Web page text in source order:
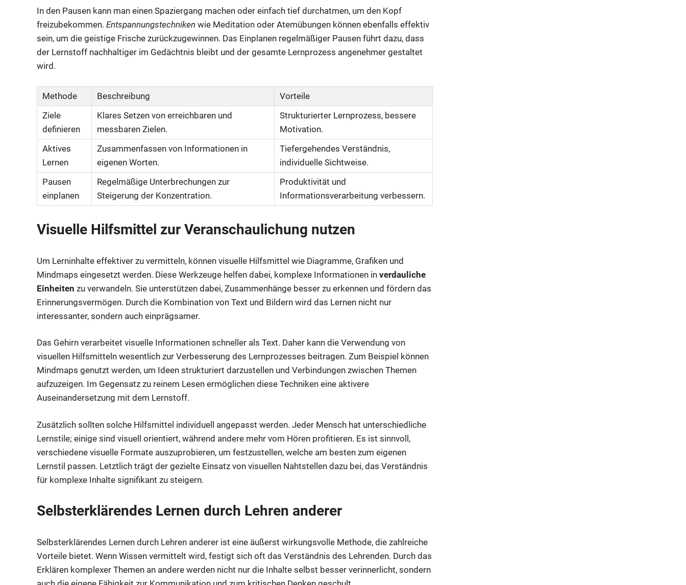
In den Pausen kann man einen Spaziergang machen oder einfach tief durchatmen, um den Kopf
freizubekommen. Entspannungstechniken wie Meditation oder Atemübungen können ebenfalls effektiv
sein, um die geistige Frische zurückzugewinnen. Das Einplanen regelmäßiger Pausen führt dazu, dass
der Lernstoff nachhaltiger im Gedächtnis bleibt und der gesamte Lernprozess angenehmer gestaltet
wird.
Methode Beschreibung
Vorteile
Ziele
definieren
Klares Setzen von erreichbaren und
messbaren Zielen.
Strukturierter Lernprozess, bessere
Motivation.
Aktives
Lernen
Zusammenfassen von Informationen in
eigenen Worten.
Tiefergehendes Verständnis,
individuelle Sichtweise.
Pausen
einplanen
Regelmäßige Unterbrechungen zur
Steigerung der Konzentration.
Produktivität und
Informationsverarbeitung verbessern.
Visuelle Hilfsmittel zur Veranschaulichung nutzen
Um Lerninhalte effektiver zu vermitteln, können visuelle Hilfsmittel wie Diagramme, Grafiken und
Mindmaps eingesetzt werden. Diese Werkzeuge helfen dabei, komplexe Informationen in verdauliche
Einheiten zu verwandeln. Sie unterstützen dabei, Zusammenhänge besser zu erkennen und fördern das
Erinnerungsvermögen. Durch die Kombination von Text und Bildern wird das Lernen nicht nur
interessanter, sondern auch einprägsamer.
Das Gehirn verarbeitet visuelle Informationen schneller als Text. Daher kann die Verwendung von
visuellen Hilfsmitteln wesentlich zur Verbesserung des Lernprozesses beitragen. Zum Beispiel können
Mindmaps genutzt werden, um Ideen strukturiert darzustellen und Verbindungen zwischen Themen
aufzuzeigen. Im Gegensatz zu reinem Lesen ermöglichen diese Techniken eine aktivere
Auseinandersetzung mit dem Lernstoff.
Zusätzlich sollten solche Hilfsmittel individuell angepasst werden. Jeder Mensch hat unterschiedliche
Lernstile; einige sind visuell orientiert, während andere mehr vom Hören profitieren. Es ist sinnvoll,
verschiedene visuelle Formate auszuprobieren, um festzustellen, welche am besten zum eigenen
Lernstil passen. Letztlich trägt der gezielte Einsatz von visuellen Nahtstellen dazu bei, das Verständnis
für komplexe Inhalte signifikant zu steigern.
Selbsterklärendes Lernen durch Lehren anderer
Selbsterklärendes Lernen durch Lehren anderer ist eine äußerst wirkungsvolle Methode, die zahlreiche
Vorteile bietet. Wenn Wissen vermittelt wird, festigt sich oft das Verständnis des Lehrenden. Durch das
Erklären komplexer Themen an andere werden nicht nur die Inhalte selbst besser verinnerlicht, sondern